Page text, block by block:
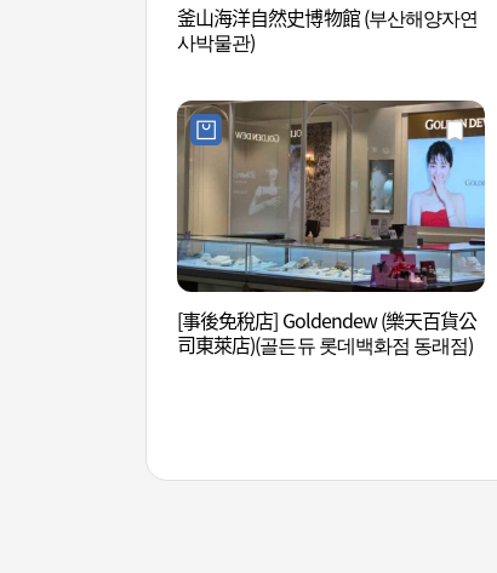
釜山海洋自然史博物館 (부산해양자연
사박물관)
[事後免稅店] Goldendew (樂天百貨公
司東萊店)(골든듀 롯데백화점 동래점)